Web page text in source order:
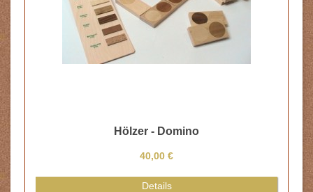
Hölzer - Domino
40,00 €
Details